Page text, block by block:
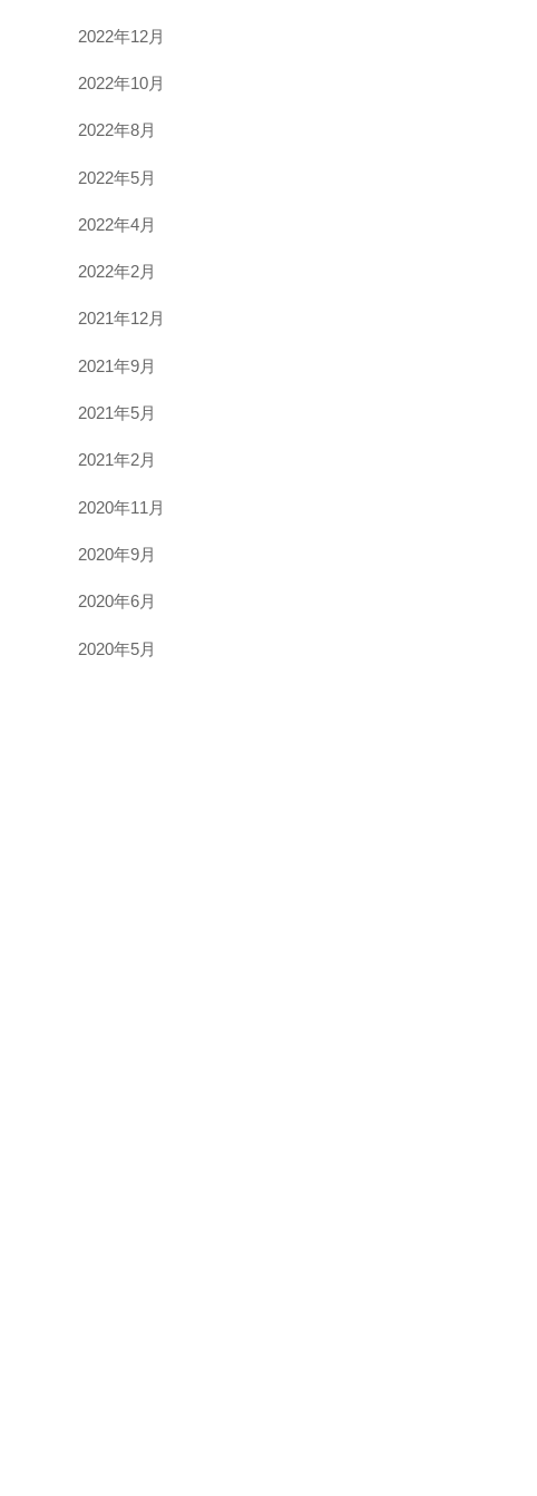
2022年12月
2022年10月
2022年8月
2022年5月
2022年4月
2022年2月
2021年12月
2021年9月
2021年5月
2021年2月
2020年11月
2020年9月
2020年6月
2020年5月